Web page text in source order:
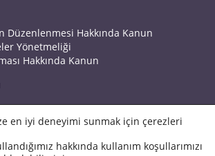
Düzenlenmesi Hakkında Kanun
Yönetmeliği
Hakkında Kanun
en iyi deneyimi sunmak için çerezleri
hakkında kullanım koşullarımızı